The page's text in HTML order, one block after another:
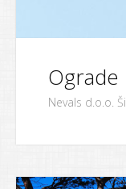
Ograde